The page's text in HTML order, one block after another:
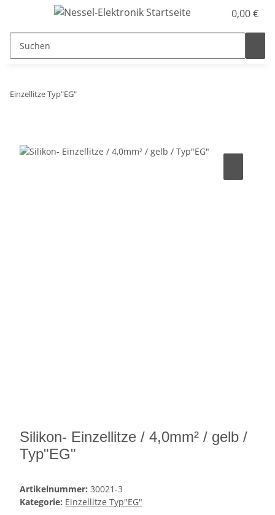
0,00 €
Einzellitze Typ"EG"
Silikon- Einzellitze / 4,0mm² / gelb /
Typ"EG"
Artikelnummer: 30021-3
Kategorie: Einzellitze Typ"EG"